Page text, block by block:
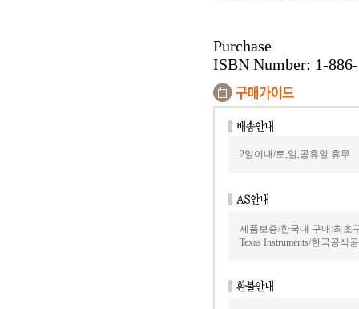
Purchase
ISBN Number: 1-
2일이내/토,일,공휴일 휴무
제품보증/한국내 구매:최초
Texas Instruments/한국공식